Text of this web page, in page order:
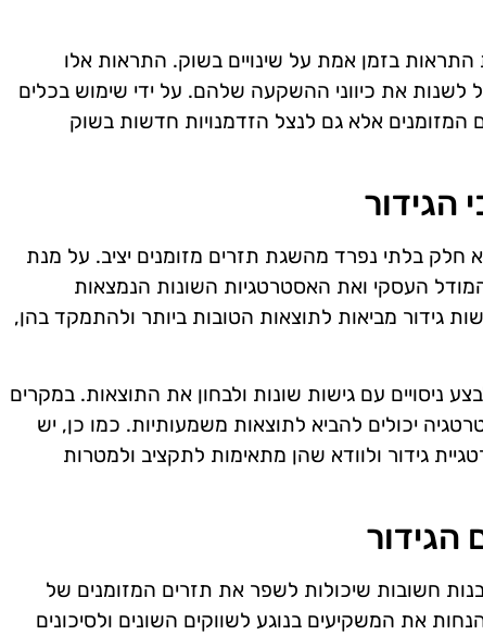
התראות בזמן אמת על שינויים בשוק. התראות אלו
לשנות את כיווני ההשקעה שלהם. על ידי שימוש בכלים
המזומנים אלא גם לנצל הזדמנויות חדשות בשוק
הגידור
חלק בלתי נפרד מהשגת תזרים מזומנים יציב. על מנת
העסקי ואת האסטרטגיות השונות הנמצאות
גידור מביאות לתוצאות הטובות ביותר ולהתמקד בהן,
ניסויים עם גישות שונות ולבחון את התוצאות. במקרים
יכולים להביא לתוצאות משמעותיות. כמו כן, יש
גידור ולוודא שהן מתאימות לתקציב ולמטרות
חשובות שיכולות לשפר את תזרים המזומנים של
את המשקיעים בנוגע לשווקים השונים ולסיכונים